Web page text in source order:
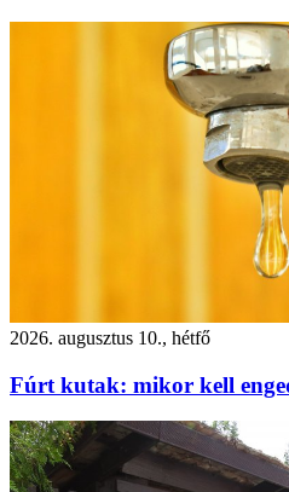
2026. augusztus 10., hétfő
Fúrt kutak: mikor kell